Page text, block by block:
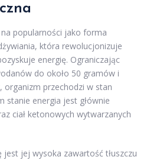
popularności jako forma
która rewolucjonizuje
energię. Ograniczając
do około 50 gramów i
organizm przechodzi w stan
stanie energia jest głównie
ciał ketonowych wytwarzanych
jej wysoka zawartość tłuszczu